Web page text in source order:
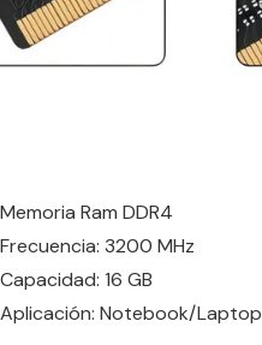
Memoria Ram DDR4
Frecuencia: 3200 MHz
Capacidad: 16 GB
Aplicación: Notebook/Laptop